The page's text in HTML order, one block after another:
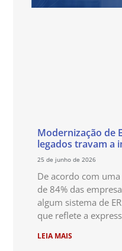
Modernização de
legados travam a
25 de junho de 2026
De acordo com
de 84% das
algum sistema de
que reflete a
LEIA MAIS